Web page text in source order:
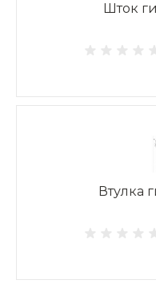
Шток
Втулка